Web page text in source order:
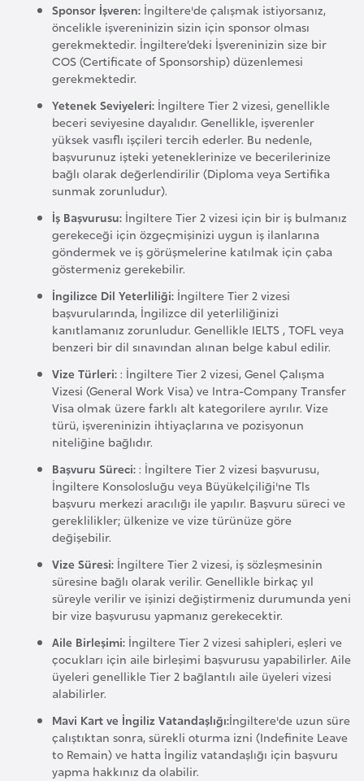
Sponsor İşveren: İngiltere'de çalışmak istiyorsanız,
öncelikle işvereninizin sizin için sponsor olması
gerekmektedir. İngiltere’deki İşvereninizin size bir
COS (Certificate of Sponsorship) düzenlemesi
gerekmektedir.
Yetenek Seviyeleri: İngiltere Tier 2 vizesi, genellikle
beceri seviyesine dayalıdır. Genellikle, işverenler
yüksek vasıflı işçileri tercih ederler. Bu nedenle,
başvurunuz işteki yeteneklerinize ve becerilerinize
bağlı olarak değerlendirilir (Diploma veya Sertifika
sunmak zorunludur).
İş Başvurusu: İngiltere Tier 2 vizesi için bir iş bulmanız
gerekeceği için özgeçmişinizi uygun iş ilanlarına
göndermek ve iş görüşmelerine katılmak için çaba
göstermeniz gerekebilir.
İngilizce Dil Yeterliliği: İngiltere Tier 2 vizesi
başvurularında, İngilizce dil yeterliliğinizi
kanıtlamanız zorunludur. Genellikle IELTS , TOFL veya
benzeri bir dil sınavından alınan belge kabul edilir.
Vize Türleri:: İngiltere Tier 2 vizesi, Genel Çalışma
Vizesi (General Work Visa) ve Intra-Company Transfer
Visa olmak üzere farklı alt kategorilere ayrılır. Vize
türü, işvereninizin ihtiyaçlarına ve pozisyonun
niteliğine bağlıdır.
Başvuru Süreci:: İngiltere Tier 2 vizesi başvurusu,
İngiltere Konsolosluğu veya Büyükelçiliği'ne Tls
başvuru merkezi aracılığı ile yapılır. Başvuru süreci ve
gereklilikler; ülkenize ve vize türünüze göre
değişebilir.
Vize Süresi: İngiltere Tier 2 vizesi, iş sözleşmesinin
süresine bağlı olarak verilir. Genellikle birkaç yıl
süreyle verilir ve işinizi değiştirmeniz durumunda yeni
bir vize başvurusu yapmanız gerekecektir.
Aile Birleşimi: İngiltere Tier 2 vizesi sahipleri, eşleri ve
çocukları için aile birleşimi başvurusu yapabilirler. Aile
üyeleri genellikle Tier 2 bağlantılı aile üyeleri vizesi
alabilirler.
Mavi Kart ve İngiliz Vatandaşlığı:İngiltere'de uzun süre
çalıştıktan sonra, sürekli oturma izni (Indefinite Leave
to Remain) ve hatta İngiliz vatandaşlığı için başvuru
yapma hakkınız da olabilir.